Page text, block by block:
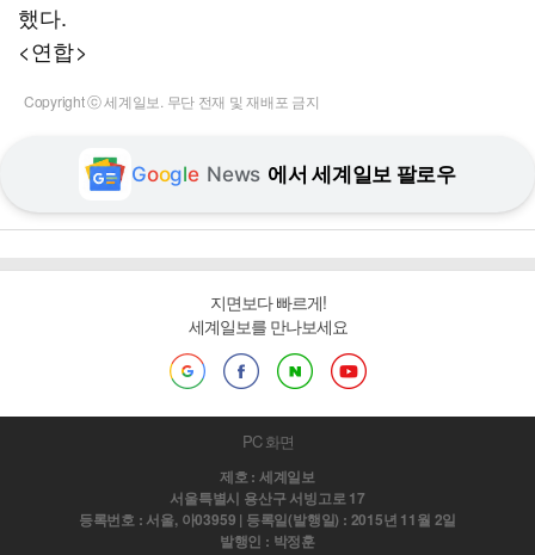
했다.
<연합>
Copyright ⓒ 세계일보. 무단 전재 및 재배포 금지
Google News 에서 세계일보 팔로우
지면보다 빠르게!
세계일보를 만나보세요
PC 화면
제호 : 세계일보
서울특별시 용산구 서빙고로 17
등록번호 : 서울, 아03959 | 등록일(발행일) : 2015년 11월 2일
발행인 : 박정훈